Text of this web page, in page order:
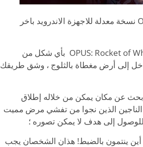
تحميل لعبة المغامرات الجديدة OPUS: Rocket of Whispers full نسخة معدلة للاجهزة الاندرويد باخر
إذا كنت من محبي ألعاب المغامرات ، فلا تفوّت لعبة OPUS: Rocket of Whispers Full بأي شكل من
، ادخل إلى أرض مغطاة بالثلوج ، وشق طريقك
ابحث عن مكان يمكن من خلاله إطلاق
الناجين الذين نجوا من تفشي مرض مميت
إلى هدف لا يمكن تصوره ؛
أين ينتمون بالضبط! هذان الشخصان يجب